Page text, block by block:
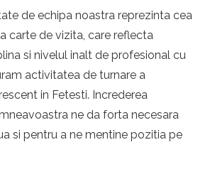
de echipa noastra reprezinta cea
carte de vizita, care reflecta
si nivelul inalt de profesional cu
activitatea de turnare a
in Fetesti. Increderea
ne da forta necesara
si pentru a ne mentine pozitia pe